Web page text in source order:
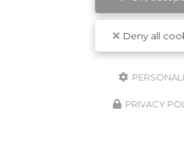
Deny all
PRIVACY